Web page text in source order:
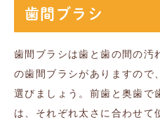
歯間ブラシ
歯間ブラシは歯と歯の間の汚
の歯間ブラシがありますので
選びましょう。前歯と奥歯で
は、それぞれ太さに合わせて